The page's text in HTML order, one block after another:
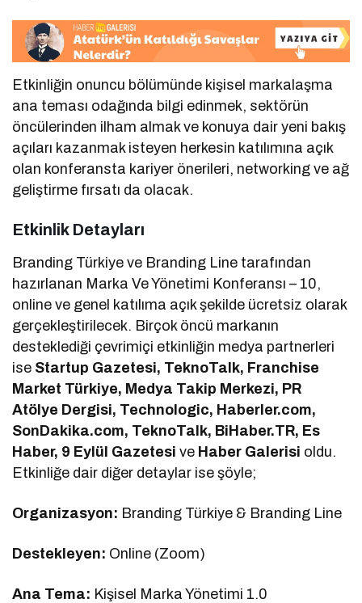
Etkinliğin onuncu bölümünde kişisel markalaşma
ana teması odağında bilgi edinmek, sektörün
öncülerinden ilham almak ve konuya dair yeni bakış
açıları kazanmak isteyen herkesin katılımına açık
olan konferansta kariyer önerileri, networking ve ağ
geliştirme fırsatı da olacak.
Etkinlik Detayları
Branding Türkiye ve Branding Line tarafından
hazırlanan Marka Ve Yönetimi Konferansı – 10,
online ve genel katılıma açık şekilde ücretsiz olarak
gerçekleştirilecek. Birçok öncü markanın
desteklediği çevrimiçi etkinliğin medya partnerleri
ise Startup Gazetesi, TeknoTalk, Franchise
Market Türkiye, Medya Takip Merkezi, PR
Atölye Dergisi, Technologic, Haberler.com,
SonDakika.com, TeknoTalk, BiHaber.TR, Es
Haber, 9 Eylül Gazetesi ve Haber Galerisi oldu.
Etkinliğe dair diğer detaylar ise şöyle;
Organizasyon: Branding Türkiye & Branding Line
Destekleyen: Online (Zoom)
Ana Tema: Kişisel Marka Yönetimi 1.0